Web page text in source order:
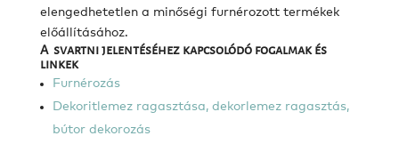
elengedhetetlen a minőségi furnérozott termékek
előállításához.
A svartni jelentéséhez kapcsolódó fogalmak és
linkek
Furnérozás
Dekoritlemez ragasztása, dekorlemez ragasztás,
bútor dekorozás